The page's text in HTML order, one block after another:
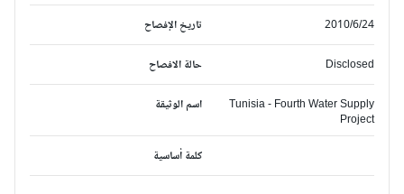
تاريخ الإفصاح
2010/6/24
حالة الافصاح Disclosed
اسم الوثيقة
Tunisia - Fourth Water Supply
Project
كلمة أساسية